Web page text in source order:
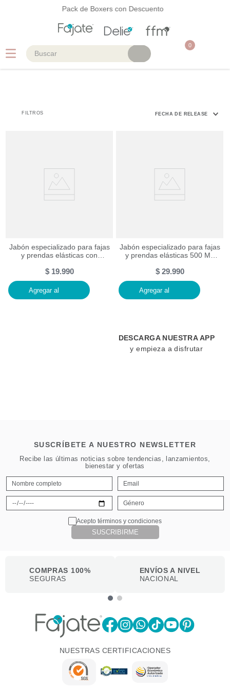
Pack de Boxers con Descuento
Buscar 0
FECHA DE RELEASE
Jabón especializado para fajas
y prendas elásticas con
$ 19.990
Agregar al
Jabón especializado para fajas
y prendas elásticas 500 ML
$ 29.990
Agregar al
DESCARGA NUESTRA APP
y empieza a disfrutar
SUSCRÍBETE A NUESTRO NEWSLETTER
Recibe las últimas noticias sobre tendencias, lanzamientos,
bienestar y ofertas
Acepto términos y condiciones
SUSCRIBIRME
COMPRAS 100%
SEGURAS
ENVÍOS A NIVEL
NACIONAL
NUESTRAS CERTIFICACIONES
2
5. vestidos baño